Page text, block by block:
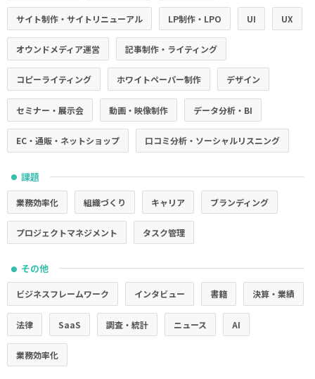
サイト制作・サイトリニューアル LP制作・LPO UI UX
オウンドメディア運営 記事制作・ライティング
コピーライティング ホワイトペーパー制作 デザイン
セミナー・展示会 動画・映像制作 データ分析・BI
EC・通販・ネットショップ 口コミ分析・ソーシャルリスニング
● 課題
業務効率化 組織づくり キャリア ブランディング
プロジェクトマネジメント タスク管理
● その他
ビジネスフレームワーク インタビュー 書籍 決算・業績
法律 SaaS 調査・統計 ニュース AI
業務効率化